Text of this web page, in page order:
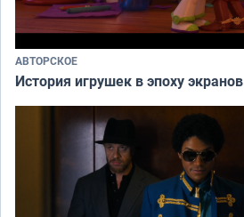
АВТОРСКОЕ
История игрушек в эпоху экранов